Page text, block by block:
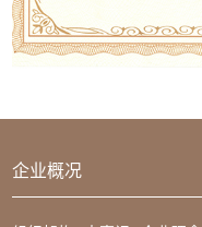
企业概况